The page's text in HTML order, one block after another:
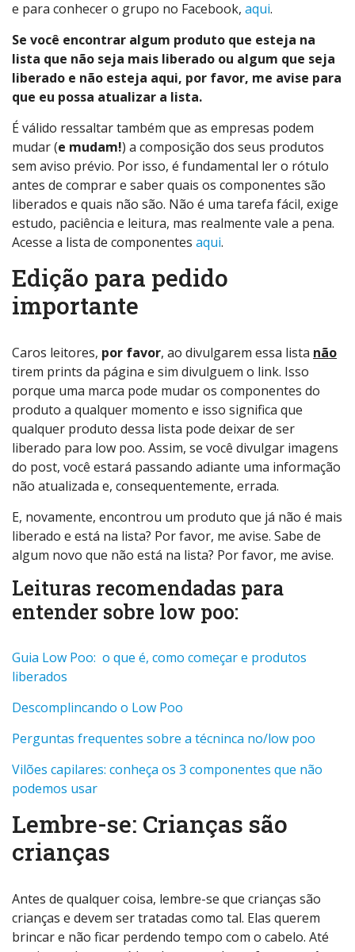
e para conhecer o grupo no Facebook, aqui.
Se você encontrar algum produto que esteja na
lista que não seja mais liberado ou algum que seja
liberado e não esteja aqui, por favor, me avise para
que eu possa atualizar a lista.
É válido ressaltar também que as empresas podem
mudar (e mudam!) a composição dos seus produtos
sem aviso prévio. Por isso, é fundamental ler o rótulo
antes de comprar e saber quais os componentes são
liberados e quais não são. Não é uma tarefa fácil, exige
estudo, paciência e leitura, mas realmente vale a pena.
Acesse a lista de componentes aqui.
Edição para pedido
importante
Caros leitores, por favor, ao divulgarem essa lista não
tirem prints da página e sim divulguem o link. Isso
porque uma marca pode mudar os componentes do
produto a qualquer momento e isso significa que
qualquer produto dessa lista pode deixar de ser
liberado para low poo. Assim, se você divulgar imagens
do post, você estará passando adiante uma informação
não atualizada e, consequentemente, errada.
E, novamente, encontrou um produto que já não é mais
liberado e está na lista? Por favor, me avise. Sabe de
algum novo que não está na lista? Por favor, me avise.
Leituras recomendadas para
entender sobre low poo:
Guia Low Poo: o que é, como começar e produtos
liberados
Descomplincando o Low Poo
Perguntas frequentes sobre a técninca no/low poo
Vilões capilares: conheça os 3 componentes que não
podemos usar
Lembre-se: Crianças são
crianças
Antes de qualquer coisa, lembre-se que crianças são
crianças e devem ser tratadas como tal. Elas querem
brincar e não ficar perdendo tempo com o cabelo. Até